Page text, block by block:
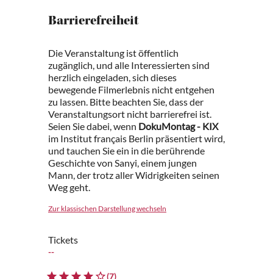
Barrierefreiheit
Die Veranstaltung ist öffentlich
zugänglich, und alle Interessierten sind
herzlich eingeladen, sich dieses
bewegende Filmerlebnis nicht entgehen
zu lassen. Bitte beachten Sie, dass der
Veranstaltungsort nicht barrierefrei ist.
Seien Sie dabei, wenn DokuMontag - KIX
im Institut français Berlin präsentiert wird,
und tauchen Sie ein in die berührende
Geschichte von Sanyi, einem jungen
Mann, der trotz aller Widrigkeiten seinen
Weg geht.
Zur klassischen Darstellung wechseln
Tickets
--
(7)